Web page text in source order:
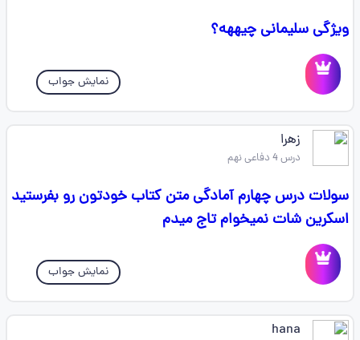
ویژگی سلیمانی چیههه؟
نمایش جواب
زهرا
درس 4 دفاعی نهم
سولات درس چهارم آمادگی متن کتاب خودتون رو بفرستید
اسکرین شات نمیخوام تاج میدم
نمایش جواب
hana